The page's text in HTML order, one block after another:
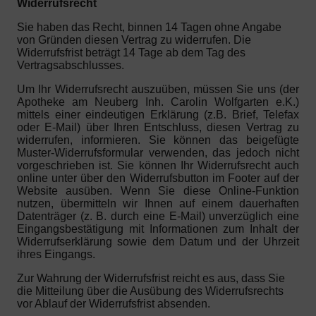
Widerrufsrecht
Sie haben das Recht, binnen 14 Tagen ohne Angabe
von Gründen diesen Vertrag zu widerrufen. Die
Widerrufsfrist beträgt 14 Tage ab dem Tag des
Vertragsabschlusses.
Um Ihr Widerrufsrecht auszuüben, müssen Sie uns (der
Apotheke am Neuberg Inh. Carolin Wolfgarten e.K.)
mittels einer eindeutigen Erklärung (z.B. Brief, Telefax
oder E-Mail) über Ihren Entschluss, diesen Vertrag zu
widerrufen, informieren. Sie können das beigefügte
Muster-Widerrufsformular verwenden, das jedoch nicht
vorgeschrieben ist. Sie können Ihr Widerrufsrecht auch
online unter über den Widerrufsbutton im Footer auf der
Website ausüben. Wenn Sie diese Online-Funktion
nutzen, übermitteln wir Ihnen auf einem dauerhaften
Datenträger (z. B. durch eine E-Mail) unverzüglich eine
Eingangsbestätigung mit Informationen zum Inhalt der
Widerrufserklärung sowie dem Datum und der Uhrzeit
ihres Eingangs.
Zur Wahrung der Widerrufsfrist reicht es aus, dass Sie
die Mitteilung über die Ausübung des Widerrufsrechts
vor Ablauf der Widerrufsfrist absenden.